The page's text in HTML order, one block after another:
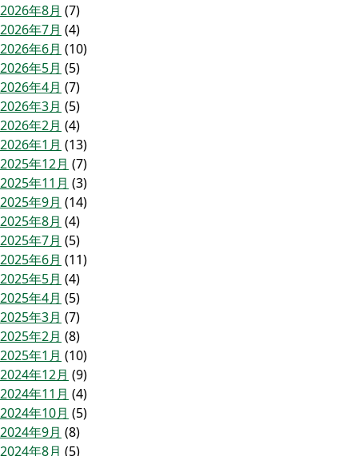
2026年8月 (7)
2026年7月 (4)
2026年6月 (10)
2026年5月 (5)
2026年4月 (7)
2026年3月 (5)
2026年2月 (4)
2026年1月 (13)
2025年12月 (7)
2025年11月 (3)
2025年9月 (14)
2025年8月 (4)
2025年7月 (5)
2025年6月 (11)
2025年5月 (4)
2025年4月 (5)
2025年3月 (7)
2025年2月 (8)
2025年1月 (10)
2024年12月 (9)
2024年11月 (4)
2024年10月 (5)
2024年9月 (8)
2024年8月 (5)